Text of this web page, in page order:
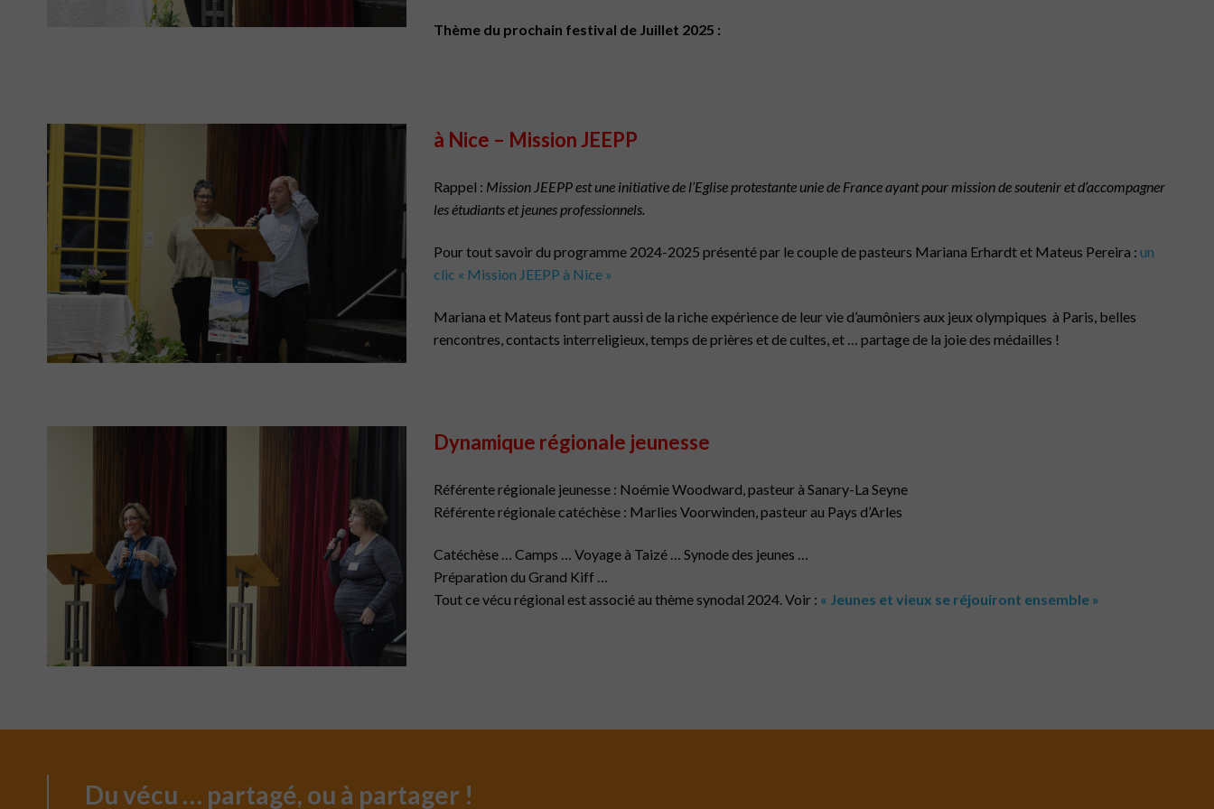
Thème du prochain festival de Juillet 2025 :
à Nice – Mission JEEPP
Rappel : Mission JEEPP est une initiative de l’Eglise protestante unie de France ayant pour mission de soutenir et d’accompagner
les étudiants et jeunes professionnels.
Pour tout savoir du programme 2024-2025 présenté par le couple de pasteurs Mariana Erhardt et Mateus Pereira :un
clic « Mission JEEPP à Nice »
Mariana et Mateus font part aussi de la riche expérience de leur vie d’aumôniers aux jeux olympiques à Paris, belles
rencontres, contacts interreligieux, temps de prières et de cultes, et … partage de la joie des médailles !
Dynamique régionale jeunesse
Référente régionale jeunesse : Noémie Woodward, pasteur à Sanary-La Seyne
Référente régionale catéchèse : Marlies Voorwinden, pasteur au Pays d’Arles
Catéchèse … Camps … Voyage à Taizé … Synode des jeunes …
Préparation du Grand Kiff …
Tout ce vécu régional est associé au thème synodal 2024. Voir : « Jeunes et vieux se réjouiront ensemble »
Du vécu … partagé, ou à partager !